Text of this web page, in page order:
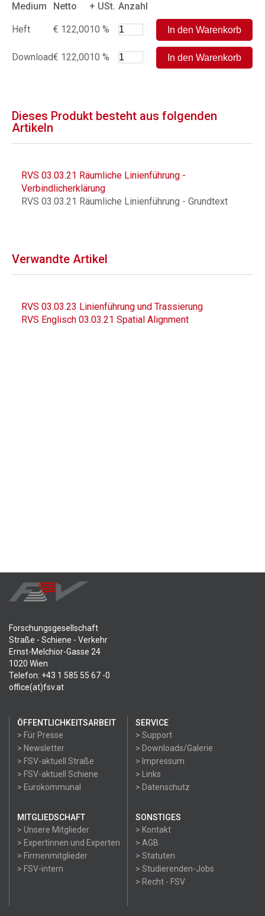
Medium
Netto + USt. Anzahl
Heft € 122,0010 %
Download€ 122,0010 %
Dieses Produkt besteht aus folgenden
Artikeln
RVS 03.03.21 Räumliche Linienführung -
Verbindlicherklärung
RVS 03.03.21 Räumliche Linienführung - Grundtext
Verwandte Artikel
RVS 03.03.23 Linienführung und Trassierung
RVS Englisch 03.03.21 Spatial Alignment
Forschungsgesellschaft
Straße - Schiene - Verkehr
Ernst-Melchior-Gasse 24
1020 Wien
Telefon: +43 1 585 55 67 -0
office(at)fsv.at
ÖFFENTLICHKEITSARBEIT
> Für Presse
> Newsletter
> FSV-aktuell Straße
> FSV-aktuell Schiene
> Eurokommunal
SERVICE
> Support
> Downloads/Galerie
> Impressum
> Links
> Datenschutz
MITGLIEDSCHAFT
> Unsere Mitglieder
> Expertinnen und Experten
> Firmenmitglieder
> FSV-intern
SONSTIGES
> Kontakt
> AGB
> Statuten
> Studierenden-Jobs
> Recht - FSV